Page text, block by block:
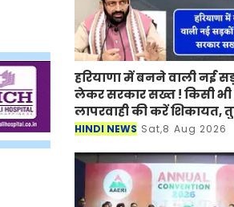
हरियाणा में बनने वाली नई
लेकर सरकार सख्त ! किसी भी
लापरवाही की करें शिकायत,
कार्रवाई
HINDI NEWS Sat,8 Aug 2026